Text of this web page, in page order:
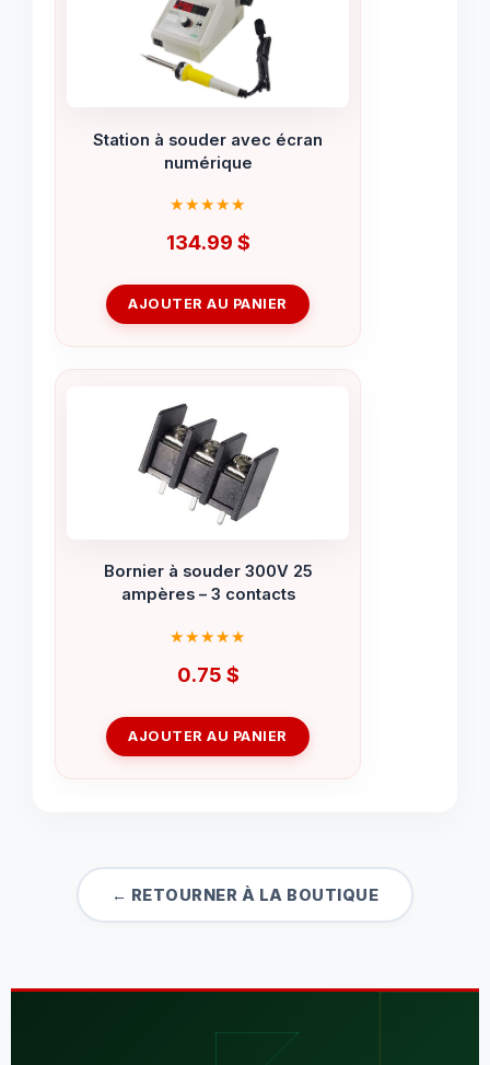
Station à souder avec écran
numérique
134.99 $
AJOUTER AU PANIER
Bornier à souder 300V 25
ampères – 3 contacts
0.75 $
AJOUTER AU PANIER
← RETOURNER À LA BOUTIQUE